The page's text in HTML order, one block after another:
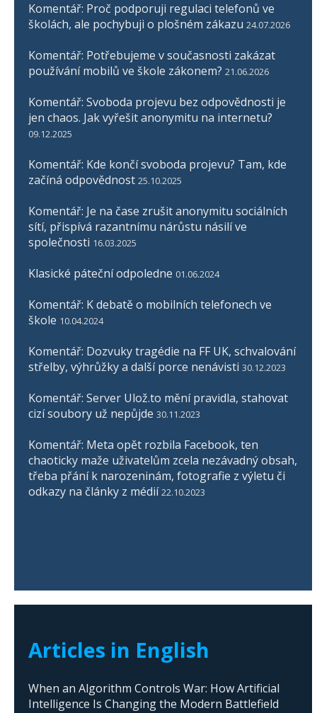
Komentář: Proč podporuji regulaci telefonů ve
školách, ale pochybuji o plošném zákazu 24.07.2026
Komentář: Potřebujeme v současnosti zakázat
používání mobilů ve škole zákonem? 21.06.2026
Komentář: Svoboda projevu bez odpovědnosti je
jen chaos. Jak vyřešit anonymitu na internetu?
09.12.2025
Komentář: Kde končí svoboda projevu? Tam, kde
začíná odpovědnost 25.10.2025
Komentář: Je na čase zrušit anonymitu sociálních
sítí, přispívá razantnímu nárůstu násilí ve
společnosti 16.03.2025
Klasické páteční odpoledne 01.06.2024
Komentář: K debatě o mobilních telefonech ve
škole 10.04.2024
Komentář: Dozvuky tragédie na FF UK, schvalování
střelby, výhrůžky a další porce nenávisti 30.12.2023
Komentář: Server Ulož.to mění pravidla, stahovat
cizí soubory už nepůjde 30.11.2023
Komentář: Meta opět rozbila Facebook, ten
chaoticky maže uživatelům zcela nezávadný obsah,
třeba přání k narozeninám, fotografie z výletu či
odkazy na články z médií 22.10.2023
Articles in English
When an Algorithm Controls War: How Artificial
Intelligence Is Changing the Modern Battlefield